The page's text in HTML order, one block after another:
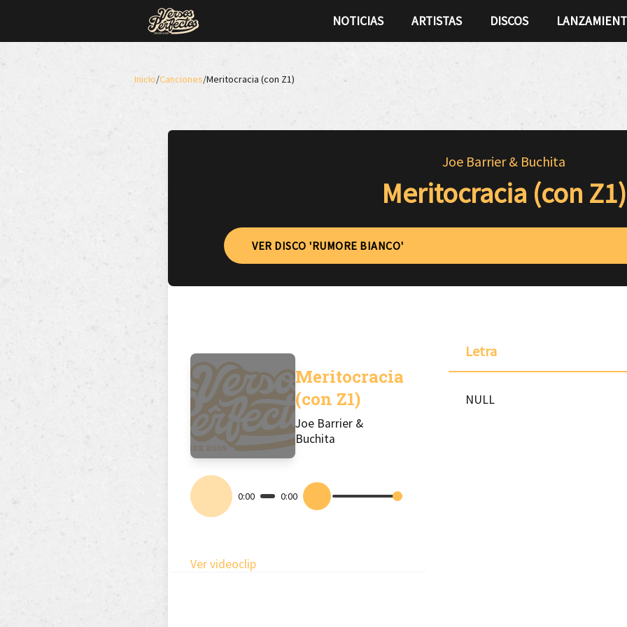
NOTICIAS ARTISTAS DISCOS
Inicio/Canciones/Meritocracia (con Z1)
Joe Barrier & Buchita
Meritocracia (con Z1)
VER DISCO 'RUMORE BIANCO'
Meritocracia
(con Z1)
Joe Barrier &
Buchita
0:00 0:00
Ver videoclip
Letra
NULL